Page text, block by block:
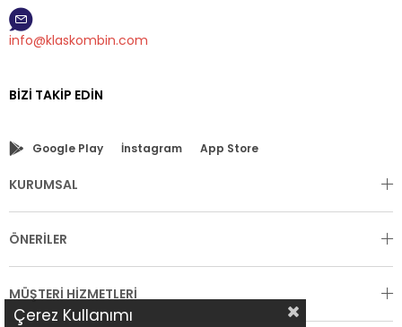
info@klaskombin.com
BIZI TAKIP EDIN
Google Play İnstagram App Store
KURUMSAL
ÖNERİLER
MÜŞTERİ HİZMETLERİ
Çerez Kullanımı